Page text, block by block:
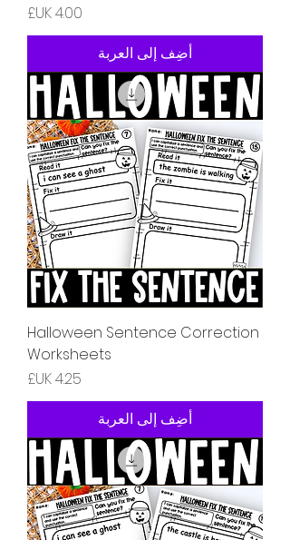
السعر
أضِف إلى العربة
Halloween Sentence Correction
Worksheets
السعر
أضِف إلى العربة